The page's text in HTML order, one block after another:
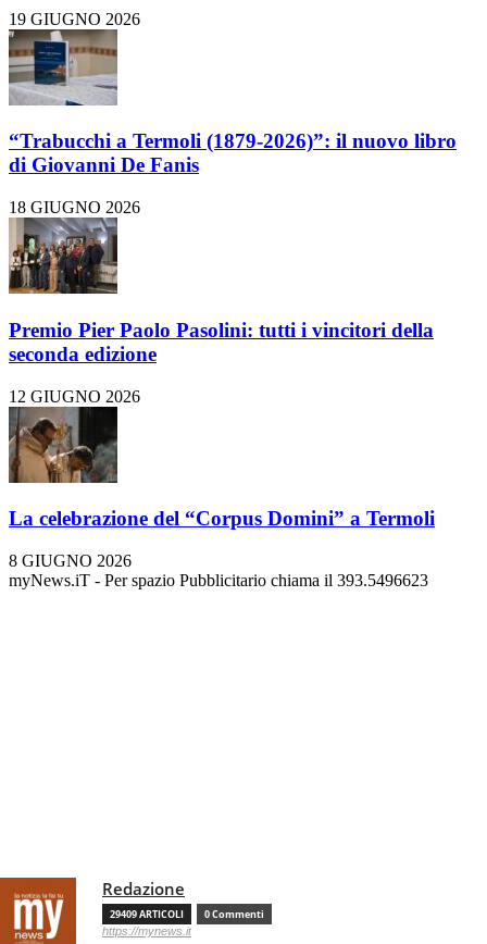
19 GIUGNO 2026
“Trabucchi a Termoli (1879-2026)”: il nuovo libro
di Giovanni De Fanis
18 GIUGNO 2026
Premio Pier Paolo Pasolini: tutti i vincitori della
seconda edizione
12 GIUGNO 2026
La celebrazione del “Corpus Domini” a Termoli
8 GIUGNO 2026
myNews.iT - Per spazio Pubblicitario chiama il 393.5496623
Redazione
29409 ARTICOLI 0 Commenti
https://mynews.it